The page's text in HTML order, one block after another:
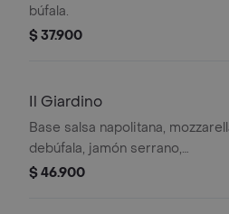
búfala.
$ 37.900
Il Giardino
Base salsa napolitana,
debúfala, jamón serrano,
rúgula,parmesano, emulsión de
$ 46.900